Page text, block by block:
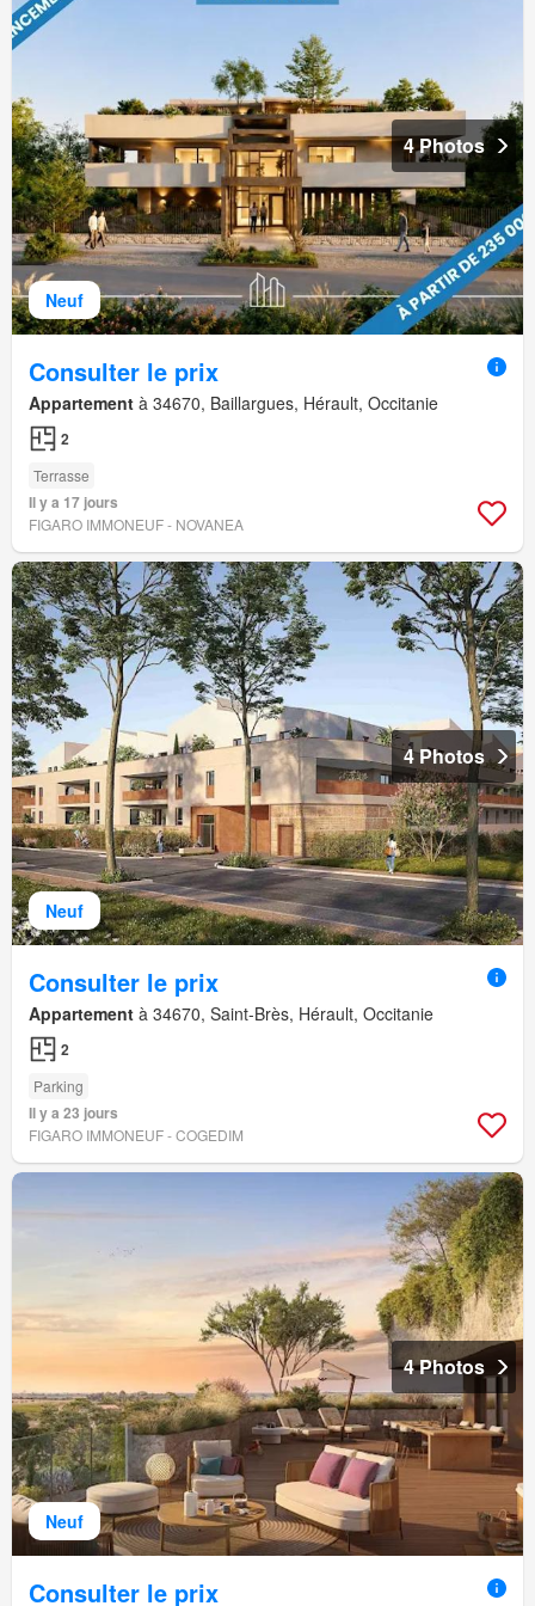
Neuf
4 Photos
Consulter le prix
Appartement à 34670, Baillargues, Hérault, Occitanie
2
Terrasse
Il y a 17 jours
FIGARO IMMONEUF - NOVANEA
Neuf
4 Photos
Consulter le prix
Appartement à 34670, Saint-Brès, Hérault, Occitanie
2
Parking
Il y a 23 jours
FIGARO IMMONEUF - COGEDIM
Neuf
4 Photos
Consulter le prix